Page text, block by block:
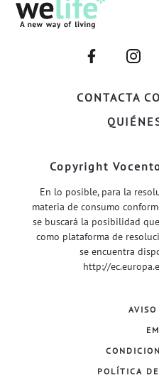
CONTACTA
–
FACEBOOK–
–
Copyright
En lo posible, para la
materia de consumo
se buscará la posibilidad
como plataforma de
se encuentra
http://
POLÍTICA